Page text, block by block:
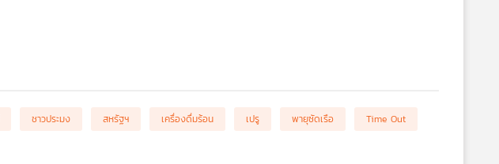
ชาวประมง สหรัฐฯ เครื่องดื่มร้อน เปรู พายุซัดเรือ
Time Out